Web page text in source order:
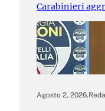
Carabinieri
Agosto 2, 2026.